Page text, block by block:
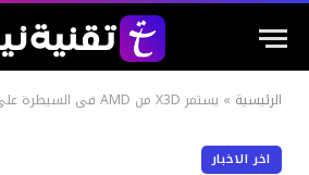
الرئيسية » يستمر X3D من AMD في السيطرة على أجهزة كمبيوتر سطح المكتب
اخر الاخبار